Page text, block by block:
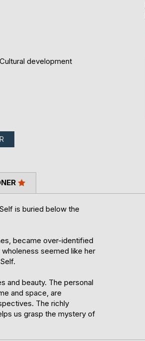
development
is buried below the
became over-identified
seemed like her
and beauty. The personal
and space, are
The richly
us grasp the mystery of